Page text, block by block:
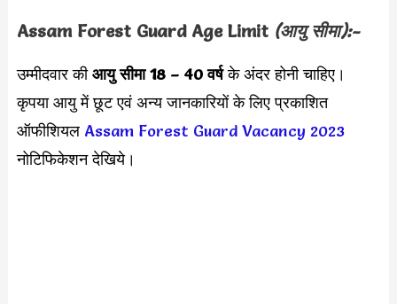
Assam Forest Guard Age Limit (आयु सीमा):-
उम्मीदवार कीआयु सीमा 18 – 40 वर्षके अंदर होनी चाहिए।
कृपया आयु में छूट एवं अन्य जानकारियों के लिए प्रकाशित
ऑफीशियल Assam Forest Guard Vacancy 2023
नोटिफिकेशन देखिये।